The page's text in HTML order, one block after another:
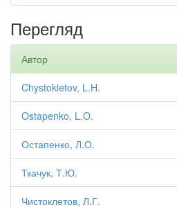
Перегляд
Автор
Chystokletov, L.H.
Ostapenko, L.O.
Остапенко, Л.О.
Ткачук, Т.Ю.
Чистоклетов, Л.Г.